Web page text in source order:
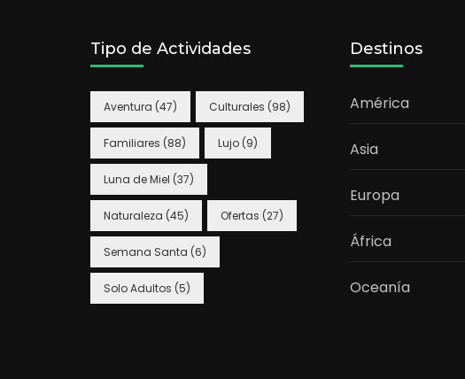
Tipo de Actividades
Aventura (47) Culturales (98)
Familiares (88) Lujo (9)
Luna de Miel (37)
Naturaleza (45) Ofertas (27)
Semana Santa (6)
Solo Adultos (5)
Destinos
América
Asia
Europa
África
Oceanía